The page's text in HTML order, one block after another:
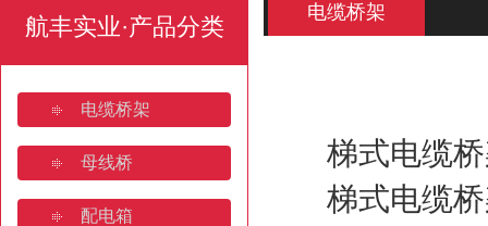
航丰实业·产品分类
电缆桥架
母线桥
配电箱
电缆桥架
梯式电缆桥
梯式电缆桥